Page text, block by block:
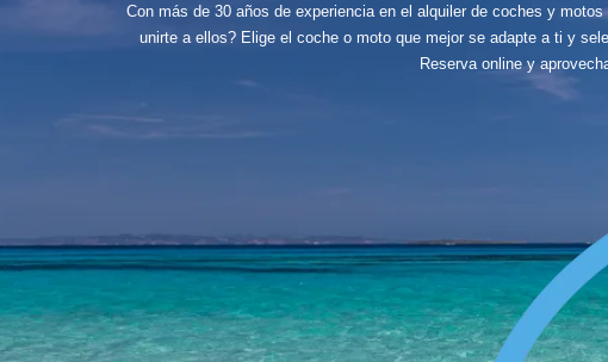
Con más de 30 años de experiencia en el alquiler de coches y
unirte a ellos? Elige el coche o moto que mejor se adapte a ti y
Reserva online y